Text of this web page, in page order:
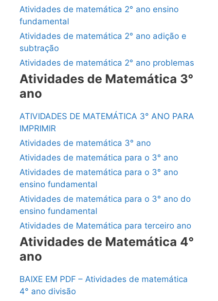
Atividades de matemática 2° ano ensino
fundamental
Atividades de matemática 2° ano adição e
subtração
Atividades de matemática 2° ano problemas
Atividades de Matemática 3°
ano
ATIVIDADES DE MATEMÁTICA 3° ANO PARA
IMPRIMIR
Atividades de matemática 3° ano
Atividades de matemática para o 3° ano
Atividades de matemática para o 3° ano
ensino fundamental
Atividades de matemática para o 3° ano do
ensino fundamental
Atividades de Matemática para terceiro ano
Atividades de Matemática 4°
ano
BAIXE EM PDF – Atividades de matemática
4° ano divisão